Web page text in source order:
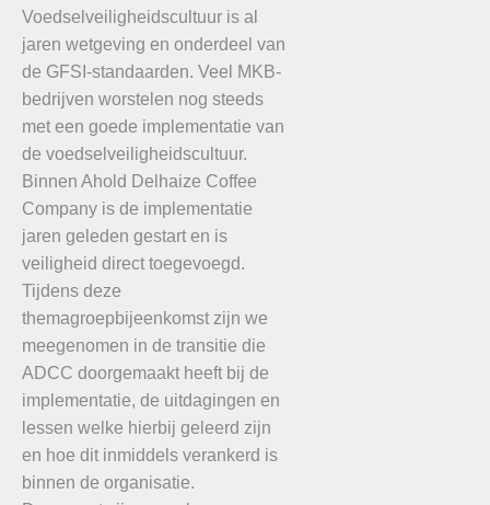
Voedselveiligheidscultuur is al
jaren wetgeving en onderdeel van
de GFSI-standaarden. Veel MKB-
bedrijven worstelen nog steeds
met een goede implementatie van
de voedselveiligheidscultuur.
Binnen Ahold Delhaize Coffee
Company is de implementatie
jaren geleden gestart en is
veiligheid direct toegevoegd.
Tijdens deze
themagroepbijeenkomst zijn we
meegenomen in de transitie die
ADCC doorgemaakt heeft bij de
implementatie, de uitdagingen en
lessen welke hierbij geleerd zijn
en hoe dit inmiddels verankerd is
binnen de organisatie.